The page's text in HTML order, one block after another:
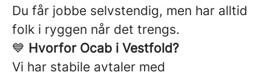
Du får jobbe selvstendig, men har alltid
folk i ryggen når det trengs.
💙 Hvorfor Ocab i Vestfold?
Vi har stabile avtaler med